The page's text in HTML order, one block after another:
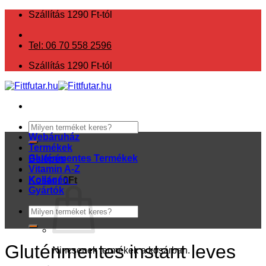
Skip
content
Szállítás 1290 Ft-tól
Tel: 06 70 558 2596
Szállítás 1290 Ft-tól
Keresés
a
következőre:
Belépés
Kosár /0Ft
Nincsenek termékek a kosárban.
Webáruház
Termékek
Gluténmentes Termékek
Vitamin A-Z
Kollagén
Gyártók
Keresés
a
következőre:
Gluténmentes instant leves